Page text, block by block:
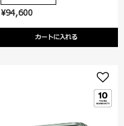
¥94,600
カートに入れる